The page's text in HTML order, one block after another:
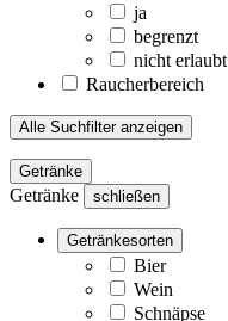
ja
begrenzt
nicht erlaubt
Raucherbereich
Alle Suchfilter anzeigen
Getränke
Getränke schließen
Getränkesorten
Bier
Wein
Schnäpse